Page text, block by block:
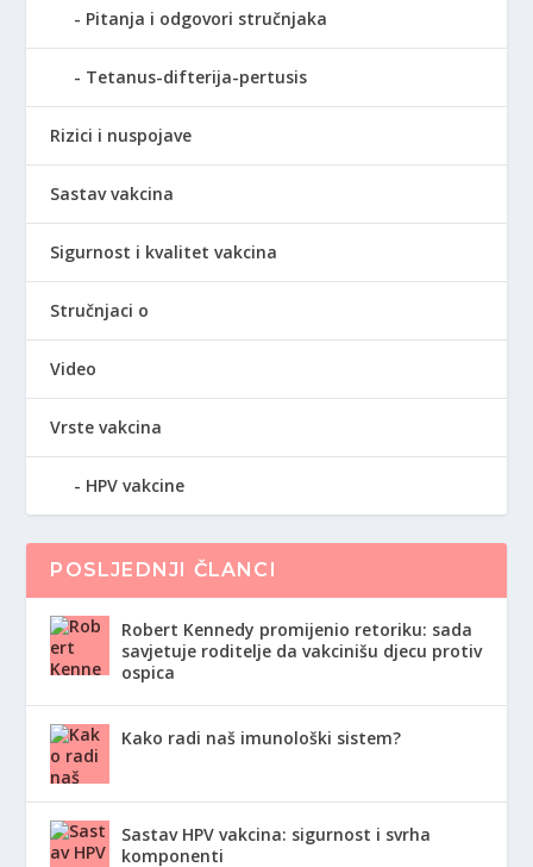
Pitanja i odgovori stručnjaka
Tetanus-difterija-pertusis
Rizici i nuspojave
Sastav vakcina
Sigurnost i kvalitet vakcina
Stručnjaci o
Video
Vrste vakcina
HPV vakcine
POSLJEDNJI ČLANCI
Robert Kennedy promijenio retoriku: sada
savjetuje roditelje da vakcinišu djecu protiv
ospica
Kako radi naš imunološki sistem?
Sastav HPV vakcina: sigurnost i svrha
komponenti